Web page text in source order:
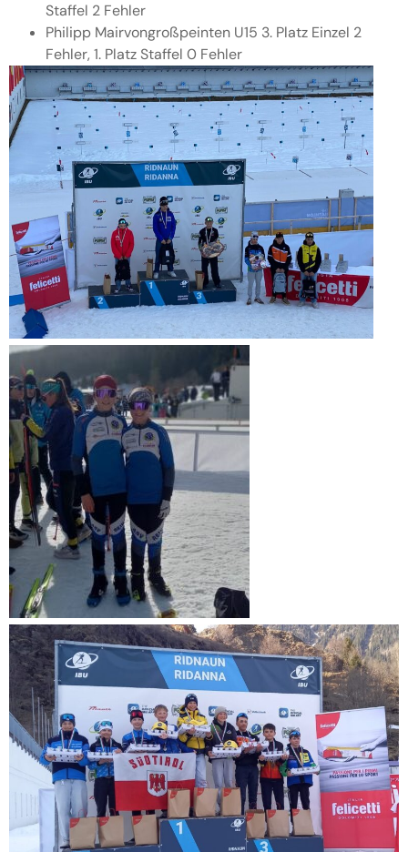
Staffel 2 Fehler
Philipp Mairvongroßpeinten U15 3. Platz Einzel 2
Fehler, 1. Platz Staffel 0 Fehler